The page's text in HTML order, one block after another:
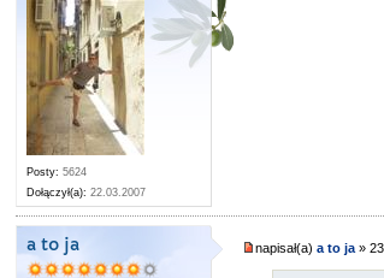
Posty: 5624
Dołączył(a): 22.03.2007
a to ja napisał(a)a to ja»